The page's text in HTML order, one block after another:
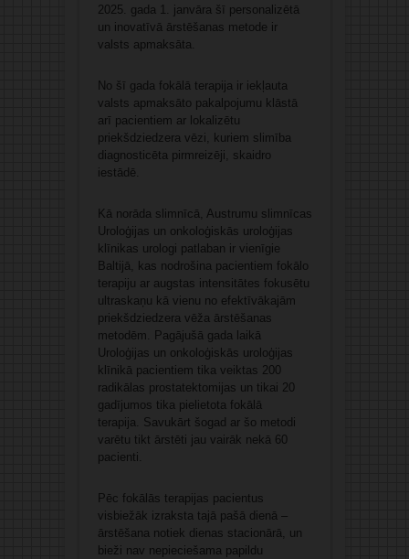
2025. gada 1. janvāra šī personalizētā
un inovatīvā ārstēšanas metode ir
valsts apmaksāta.
No šī gada fokālā terapija ir iekļauta
valsts apmaksāto pakalpojumu klāstā
arī pacientiem ar lokalizētu
priekšdziedzera vēzi, kuriem slimība
diagnosticēta pirmreizēji, skaidro
iestādē.
Kā norāda slimnīcā, Austrumu slimnīcas
Uroloģijas un onkoloģiskās uroloģijas
klīnikas urologi patlaban ir vienīgie
Baltijā, kas nodrošina pacientiem fokālo
terapiju ar augstas intensitātes fokusētu
ultraskaņu kā vienu no efektīvākajām
priekšdziedzera vēža ārstēšanas
metodēm. Pagājušā gada laikā
Uroloģijas un onkoloģiskās uroloģijas
klīnikā pacientiem tika veiktas 200
radikālas prostatektomijas un tikai 20
gadījumos tika pielietota fokālā
terapija. Savukārt šogad ar šo metodi
varētu tikt ārstēti jau vairāk nekā 60
pacienti.
Pēc fokālās terapijas pacientus
visbiežāk izraksta tajā pašā dienā –
ārstēšana notiek dienas stacionārā, un
bieži nav nepieciešama papildu